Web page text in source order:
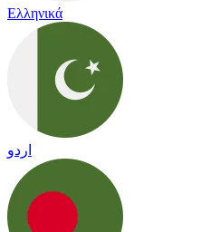
Ελληνικά
اردو